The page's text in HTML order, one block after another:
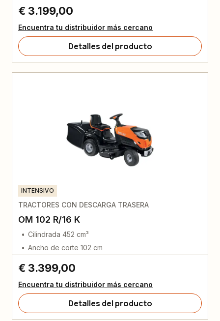
€ 3.199,00
Encuentra tu distribuidor más cercano
Detalles del producto
INTENSIVO
TRACTORES CON DESCARGA TRASERA
OM 102 R/16 K
Cilindrada 452 cm³
Ancho de corte 102 cm
€ 3.399,00
Encuentra tu distribuidor más cercano
Detalles del producto